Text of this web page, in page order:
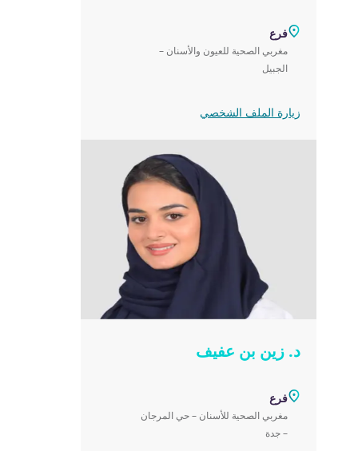
فرع
مغربي الصحية للعيون والأسنان –
الجبيل
زيارة الملف الشخصي
د. زين بن عفيف
فرع
مغربي الصحية للأسنان – حي المرجان
– جدة‎